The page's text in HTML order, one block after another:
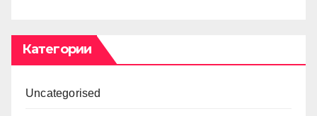
Категории
Uncategorised